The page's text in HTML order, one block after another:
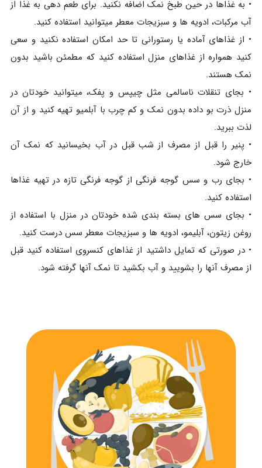
• به غذاها در حین طبخ نمک اضافه نکنید. برای طعم دهی به غذا از
آب مرکبات، ادویه ها و سبزیجات معطر میتوانید استفاده کنید.
• از غذاهای آماده یا رستورانی تا حد امکان استفاده نکنید و سعی
کنید همواره از غذاهای منزل استفاده کنید که مطمئن باشید بدون
نمک هستند.
• بجای تنقلات ناسالمی مثل چیپس و پفک، میتوانید خودتان در
منزل ذرت بو داده بدون نمک و کم چرب با آبلمیو تهیه کنید و از آن
لذت ببرید.
• پنیر را قبل از مصرف از شب قبل در آب بخیسانید که نمک آن
خارج شود.
• بجای رب و سس گوجه فرنگی از گوجه فرنگی تازه در تهیه غذاها
استفاده کنید.
• بجای سس های بسته بندی شده خودتان در منزل با استفاده از
روغن زیتون، آبلیمو، ادویه ها و سبزیجات معطر سس درست کنید.
• در صورتی که تمایل داشتید از غذاهای کنسروی استفاده کنید قبل
از مصرف آنها را بشویید و آب بکشید تا نمک آنها گرفته شود.